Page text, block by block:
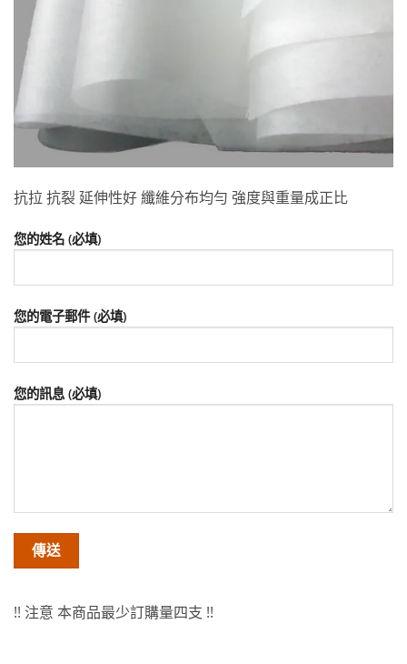
抗拉 抗裂 延伸性好 纖維分布均勻 強度與重量成正比
您的姓名 (必填)
您的電子郵件 (必填)
您的訊息 (必填)
!! 注意 本商品最少訂購量四支 !!